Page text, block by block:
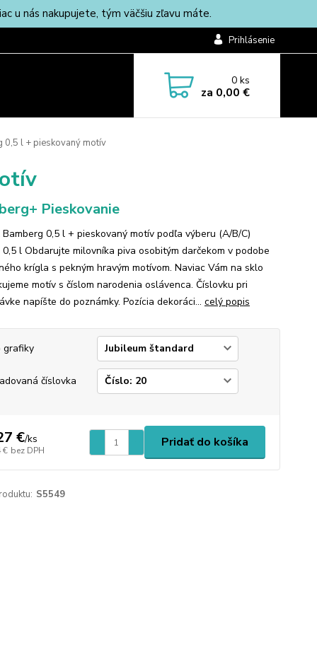
u nás nakupujete, tým väčšiu zľavu máte.
Prihlásenie
0ks
za 0,00 €
0,5 l + pieskovaný motív
Pieskovanie
Bamberg 0,5 l + pieskovaný motív podľa výberu (A/B/C)
0,5 l Obdarujte milovníka piva osobitým darčekom v podobe
krígla s pekným hravým motívom. Naviac Vám na sklo
motív s číslom narodenia oslávenca. Číslovku pri
napíšte do poznámky. Pozícia dekoráci... celý popis
grafiky
číslovka
€/ks
€ bez DPH
Pridať do košíka
S5549